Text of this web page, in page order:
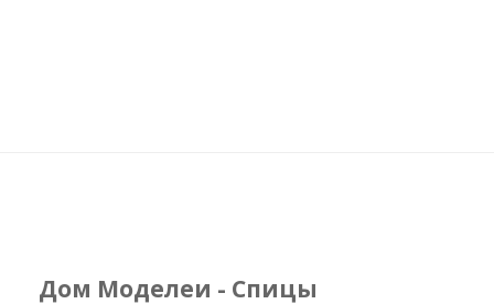
Дом Моделеи - Спицы